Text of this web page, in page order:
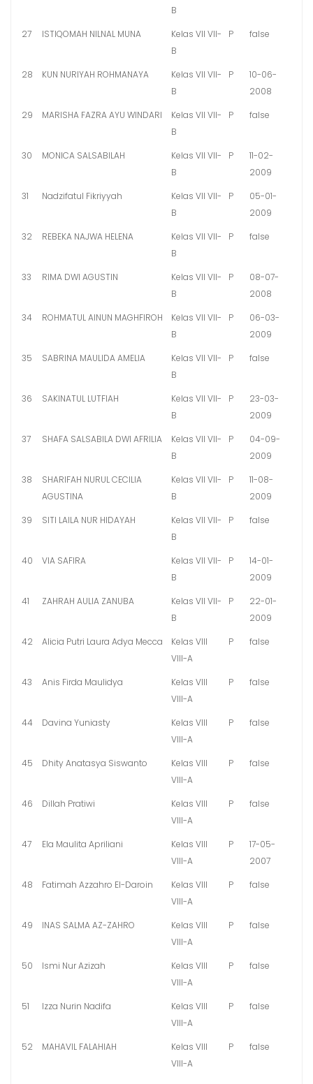
B
27 ISTIQOMAH NILNAL MUNA
Kelas VII VII-
B
P false
28 KUN NURIYAH ROHMANAYA
Kelas VII VII-
B
P
10-06-
2008
29
MARISHA FAZRA AYU WINDARI
Kelas VII VII-
B
P false
30 MONICA SALSABILAH
Kelas VII VII-
B
P
11-02-
2009
31
Nadzifatul Fikriyyah
Kelas VII VII-
B
P
05-01-
2009
32
REBEKA NAJWA HELENA
Kelas VII VII-
B
P false
33 RIMA DWI AGUSTIN
Kelas VII VII-
B
P
08-07-
2008
34
ROHMATUL AINUN MAGHFIROH
Kelas VII VII-
B
P
06-03-
2009
35
SABRINA MAULIDA AMELIA
Kelas VII VII-
B
P false
36 SAKINATUL LUTFIAH
Kelas VII VII-
B
P
23-03-
2009
37
SHAFA SALSABILA DWI AFRILIA
Kelas VII VII-
B
P
04-09-
2009
38
SHARIFAH NURUL CECILIA
AGUSTINA
Kelas VII VII-
B
P
11-08-
2009
39
SITI LAILA NUR HIDAYAH
Kelas VII VII-
B
P false
40 VIA SAFIRA
Kelas VII VII-
B
P
14-01-
2009
41
ZAHRAH AULIA ZANUBA
Kelas VII VII-
B
P
22-01-
2009
42
Alicia Putri Laura Adya Mecca
Kelas VIII
VIII-A
P false
43 Anis Firda Maulidya
Kelas VIII
VIII-A
P false
44 Davina Yuniasty
Kelas VIII
VIII-A
P false
45 Dhity Anatasya Siswanto
Kelas VIII
VIII-A
P false
46 Dillah Pratiwi
Kelas VIII
VIII-A
P false
47 Ela Maulita Apriliani
Kelas VIII
VIII-A
P
17-05-
2007
48
Fatimah Azzahro El-Daroin
Kelas VIII
VIII-A
P false
49 INAS SALMA AZ-ZAHRO
Kelas VIII
VIII-A
P false
50 Ismi Nur Azizah
Kelas VIII
VIII-A
P false
51 Izza Nurin Nadifa
Kelas VIII
VIII-A
P false
52 MAHAVIL FALAHIAH
Kelas VIII
VIII-A
P false